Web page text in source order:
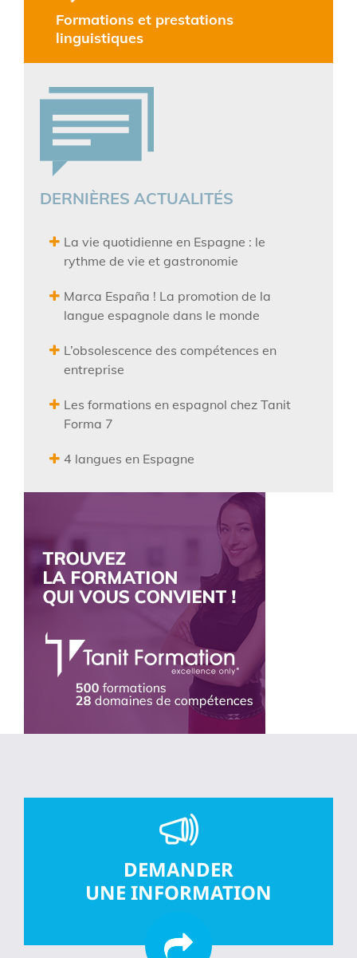
Formations et prestations
linguistiques
DERNIÈRES ACTUALITÉS
La vie quotidienne en Espagne : le
rythme de vie et gastronomie
Marca España ! La promotion de la
langue espagnole dans le monde
L’obsolescence des compétences en
entreprise
Les formations en espagnol chez Tanit
Forma 7
4 langues en Espagne
DEMANDER
UNE INFORMATION